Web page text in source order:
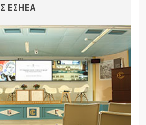
ΕΣΗΕΑ